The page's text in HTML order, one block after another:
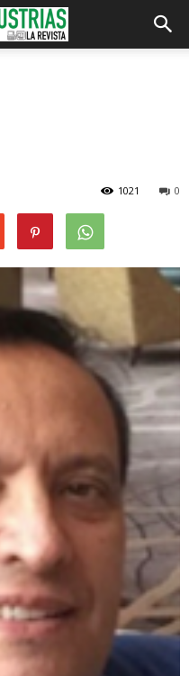
0
1021